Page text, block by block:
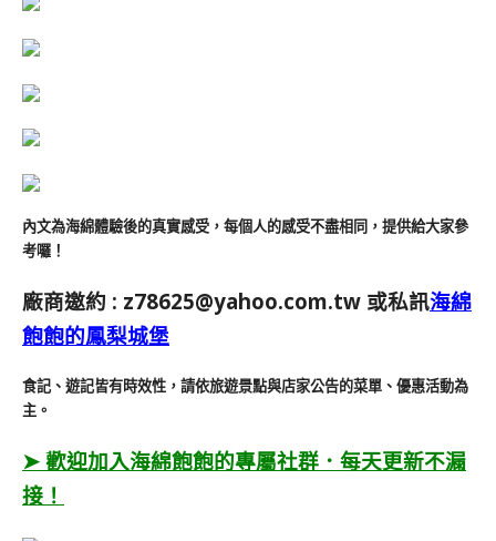
內文為海綿體驗後的真實感受，每個人的感受不盡相同，提供給大家參
考囉！
廠商邀約 : z78625@yahoo.com.tw 或私訊海綿
飽飽的鳳梨城堡
食記、遊記皆有時效性，請依旅遊景點與店家公告的菜單、優惠活動為
主。
➤ 歡迎加入海綿飽飽的專屬社群．每天更新不漏
接！